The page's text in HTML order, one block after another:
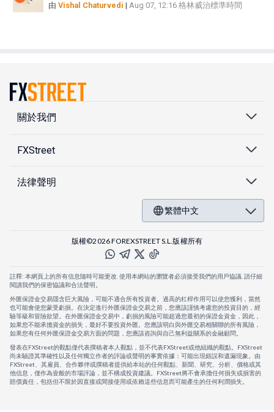
由 Vishal Chaturvedi | Aug 07, 12:16 格林威治標準時間
關於我們
FXStreet
法律聲明
繁體中文
版權©2026 FOREXSTREET S.L.版權所有
註釋: 本網頁上的所有信息隨時可能更改. 使用本網站的瀏覽者必須接受我們的用戶協議. 請仔細
閱讀我們的保密協議和合法聲明。
外匯保證金交易隱含巨大風險，可能不適合所有投資者。過高的杠桿作用可以使您獲利，當然
也可能會使您蒙受虧損。在決定進行外匯保證金交易之前，您應該謹慎考慮您的投資目的，經
驗等級和冒險欲望。在外匯保證金交易中，虧損的風險可能超過您最初的保證金資金，因此，
如果您不能承擔資金的損失，最好不要投資外匯。您應該明白與外匯交易相關聯的所有風險，
如果您有任何外匯保證金交易方面的問題，您應該咨詢與自己無利益關系的金融顧問。
發表在FXStreet的觀點僅代表撰稿者本人觀點，並不代表FXStreet或他組織的觀點。FXStreet
尚未驗證其準確性以及任何獨立作者的評論或聲明的事實依據：可能出現錯誤和遺漏現象。由
FXStreet、其雇員、合作夥伴或撰稿者提供給本站的任何觀點、新聞、研究、分析、價格或其
他信息，僅作為壹般的市場評論，並不構成投資建議。FXStreet將不會承擔任何損失或損害的
賠償責任，包括但不限於因直接或間接使用或依賴這些信息而可能產生的任何利潤損失。